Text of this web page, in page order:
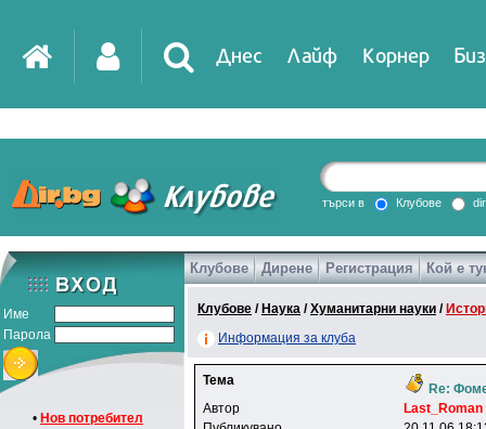
Днес Лайф Корнер
DirTV Impressio
Games
търси в Клубове
Име
Парола
• Нов потребител
Клубове Дирене Регистрация Кой е
Клубове / Наука /Хуманитарни науки /
Информация за клуба
Тема
Re:
Автор
Last_Roman